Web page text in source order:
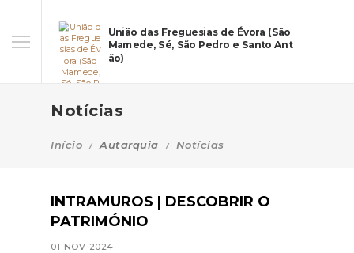
União das Freguesias de Évora (São
Mamede, Sé, São Pedro e Santo Ant
ão)
Notícias
Início Autarquia Notícias
INTRAMUROS | DESCOBRIR O
PATRIMÓNIO
01-NOV-2024